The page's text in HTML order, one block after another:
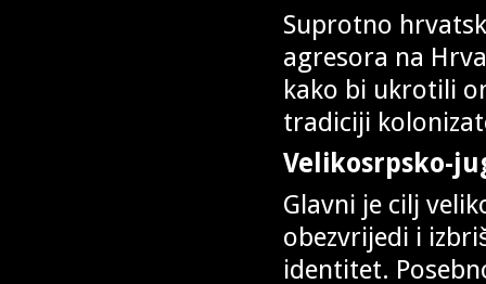
Suprotno
agresora na
kako bi ukrotili
tradiciji
Velikosrpsko-
Glavni je cilj
obezvrijedi i
identitet.